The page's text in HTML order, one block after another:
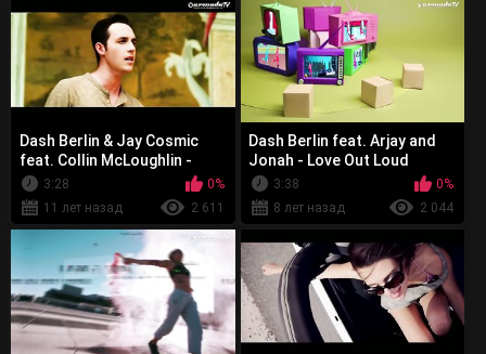
Dash Berlin & Jay Cosmic
feat. Collin McLoughlin -
Here Tonight
3:28
0%
11 лет назад
2 611
Dash Berlin feat. Arjay and
Jonah - Love Out Loud
3:38
0%
8 лет назад
2 044